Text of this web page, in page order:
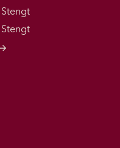
Stengt
Stengt